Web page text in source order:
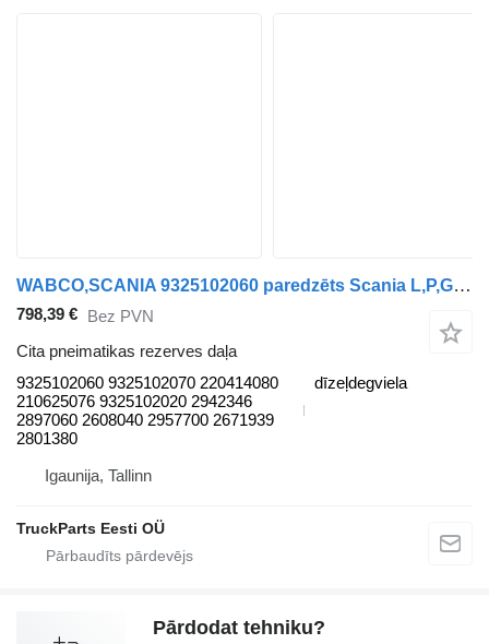
WABCO,SCANIA 9325102060 paredzēts Scania L,P,G,R,S-series (2016-) vilcēja
798,39 € Bez PVN
Cita pneimatikas rezerves daļa
9325102060 9325102070 220414080
210625076 9325102020 2942346
2897060 2608040 2957700 2671939
2801380
dīzeļdegviela
Igaunija, Tallinn
TruckParts Eesti OÜ
Pārdodat tehniku?